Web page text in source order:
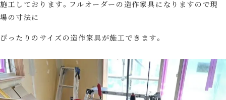
施工しております。フルオーダーの造作家具になりますので現
場の寸法に
ぴったりのサイズの造作家具が施工できます。